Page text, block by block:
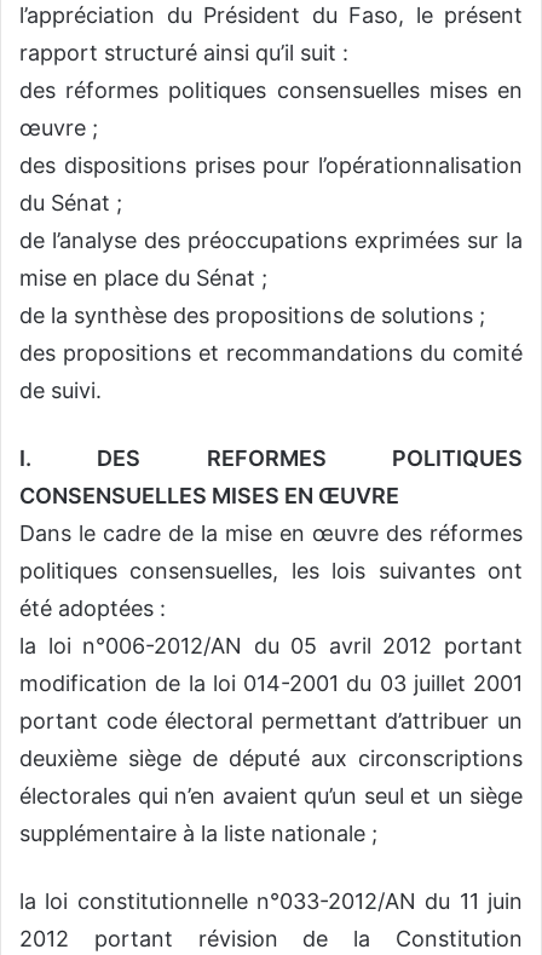
l’appréciation du Président du Faso, le présent
rapport structuré ainsi qu’il suit :
des réformes politiques consensuelles mises en
œuvre ;
des dispositions prises pour l’opérationnalisation
du Sénat ;
de l’analyse des préoccupations exprimées sur la
mise en place du Sénat ;
de la synthèse des propositions de solutions ;
des propositions et recommandations du comité
de suivi.
I. DES REFORMES POLITIQUES
CONSENSUELLES MISES EN ŒUVRE
Dans le cadre de la mise en œuvre des réformes
politiques consensuelles, les lois suivantes ont
été adoptées :
la loi n°006-2012/AN du 05 avril 2012 portant
modification de la loi 014-2001 du 03 juillet 2001
portant code électoral permettant d’attribuer un
deuxième siège de député aux circonscriptions
électorales qui n’en avaient qu’un seul et un siège
supplémentaire à la liste nationale ;
la loi constitutionnelle n°033-2012/AN du 11 juin
2012 portant révision de la Constitution